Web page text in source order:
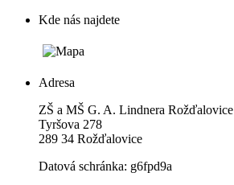
Kde nás najdete
Adresa
ZŠ a MŠ G. A. Lindnera Rožďalovice
Tyršova 278
289 34 Rožďalovice
Datová schránka: g6fpd9a